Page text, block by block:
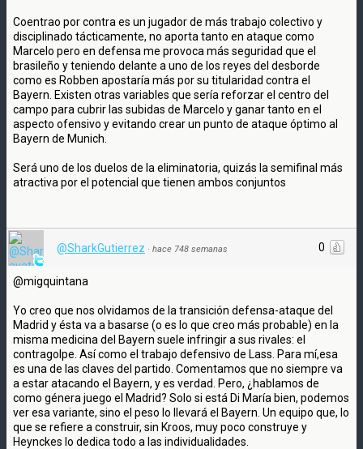
Coentrao por contra es un jugador de más trabajo colectivo y
disciplinado tácticamente, no aporta tanto en ataque como
Marcelo pero en defensa me provoca más seguridad que el
brasileño y teniendo delante a uno de los reyes del desborde
como es Robben apostaría más por su titularidad contra el
Bayern. Existen otras variables que sería reforzar el centro del
campo para cubrir las subidas de Marcelo y ganar tanto en el
aspecto ofensivo y evitando crear un punto de ataque óptimo al
Bayern de Munich.
Será uno de los duelos de la eliminatoria, quizás la semifinal más
atractiva por el potencial que tienen ambos conjuntos
0
@SharkGutierrez · hace 748 semanas
@migquintana
Yo creo que nos olvidamos de la transición defensa-ataque del
Madrid y ésta va a basarse (o es lo que creo más probable) en la
misma medicina del Bayern suele infringir a sus rivales: el
contragolpe. Así como el trabajo defensivo de Lass. Para mí,esa
es una de las claves del partido. Comentamos que no siempre va
a estar atacando el Bayern, y es verdad. Pero, ¿hablamos de
como génera juego el Madrid? Solo si está Di María bien, podemos
ver esa variante, sino el peso lo llevará el Bayern. Un equipo que, lo
que se refiere a construir, sin Kroos, muy poco construye y
Heynckes lo dedica todo a las individualidades.